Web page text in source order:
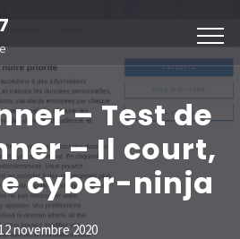
– Test de
– Il court,
cyber-ninja
12 novembre 2020